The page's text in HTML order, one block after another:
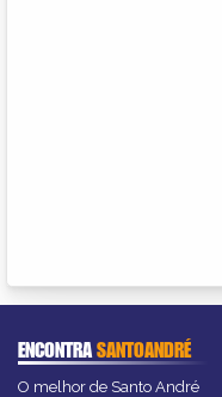
ENCONTRASANTOANDRÉ
O melhor de Santo André